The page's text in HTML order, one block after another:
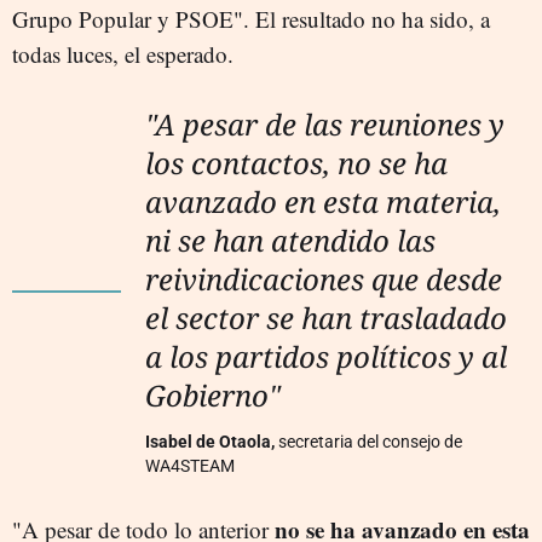
Grupo Popular y PSOE". El resultado no ha sido, a
todas luces, el esperado.
"A pesar de las reuniones y
los contactos, no se ha
avanzado en esta materia,
ni se han atendido las
reivindicaciones que desde
el sector se han trasladado
a los partidos políticos y al
Gobierno"
Isabel de Otaola,secretaria del consejo de
WA4STEAM
"A pesar de todo lo anteriorno se ha avanzado en esta